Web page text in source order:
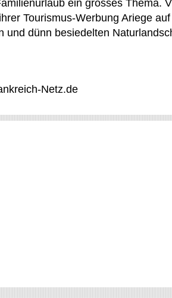
ein grosses Thema.
Tourismus-Werbung Ariege
und dünn besiedelten
Netz.de